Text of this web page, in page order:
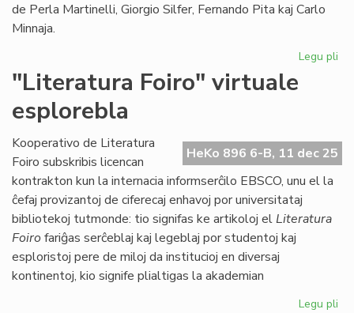
de Perla Martinelli, Giorgio Silfer, Fernando Pita kaj Carlo
Minnaja.
Legu pli
"Literatura Foiro" virtuale
esplorebla
HeKo 896 6-B, 11 dec 25
Kooperativo de Literatura
Foiro subskribis licencan
kontrakton kun la internacia informserĉilo EBSCO, unu el la
ĉefaj provizantoj de ciferecaj enhavoj por universitataj
bibliotekoj tutmonde: tio signifas ke artikoloj elLiteratura
Foirofariĝas serĉeblaj kaj legeblaj por studentoj kaj
esploristoj pere de miloj da institucioj en diversaj
kontinentoj, kio signife plialtigas la akademian
Legu pli